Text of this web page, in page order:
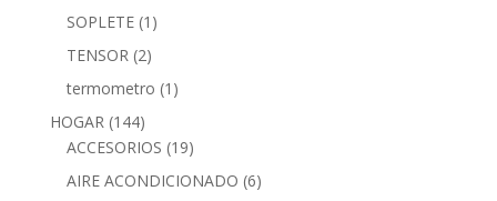
SOPLETE (1)
TENSOR (2)
termometro (1)
HOGAR (144)
ACCESORIOS (19)
AIRE ACONDICIONADO (6)